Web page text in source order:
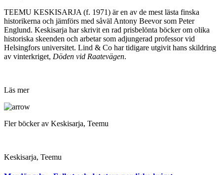
TEEMU KESKISARJA (f. 1971) är en av de mest lästa finska
historikerna och jämförs med såväl Antony Beevor som Peter
Englund. Keskisarja har skrivit en rad prisbelönta böcker om olika
historiska skeenden och arbetar som adjungerad professor vid
Helsingfors universitet. Lind & Co har tidigare utgivit hans skildring
av vinterkriget, Döden vid Raatevägen.
Läs mer
Fler böcker av Keskisarja, Teemu
Keskisarja, Teemu